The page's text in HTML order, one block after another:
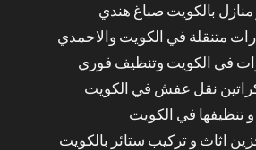
بالكويت صباغ هندي
متنقلة في الكويت والاحمدي
في الكويت وتنظيف فوري
نقل عفش في الكويت
في الكويت
اثاث و تركيب ستائر بالكويت